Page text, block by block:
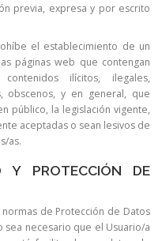
previa, expresa y por escrito
el establecimiento de un
páginas web que contengan
ilícitos, ilegales,
obscenos, y en general, que
público, la legislación vigente,
aceptadas o sean lesivos de
as.
Y PROTECCIÓN DE
de Protección de Datos
sea necesario que el Usuario/a